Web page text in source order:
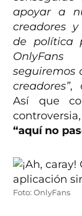
apoyar a
creadores
de política
seguiremos
creadores”,
Así que
controversia,
“aquí no
Foto: OnlyFans